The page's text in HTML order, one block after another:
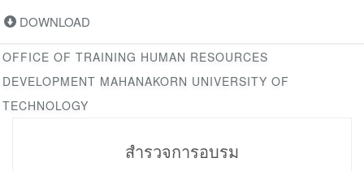
DOWNLOAD
OFFICE OF TRAINING HUMAN RESOURCES
DEVELOPMENT MAHANAKORN UNIVERSITY OF
TECHNOLOGY
สำรวจการอบรม